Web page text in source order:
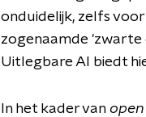
onduidelijk, zelfs
zogenaamde 'zwarte
Uitlegbare AI biedt
In het kader van open